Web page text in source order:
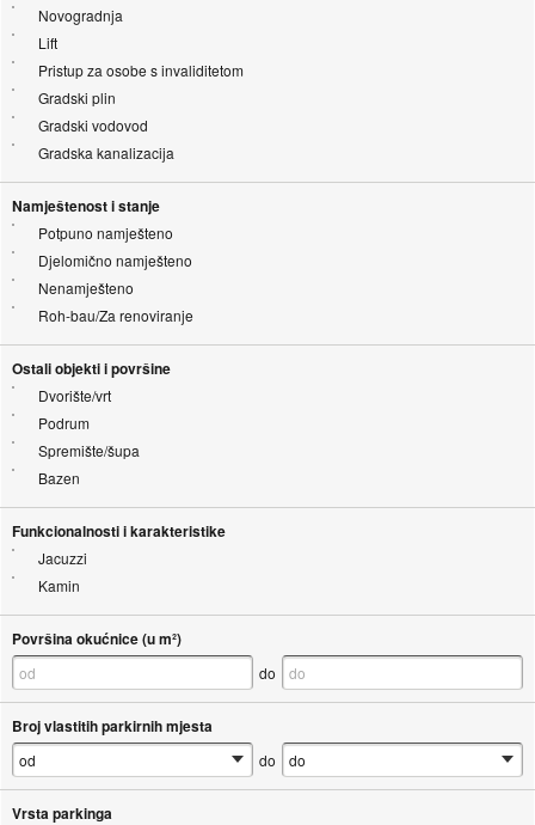
Novogradnja
Lift
Pristup za osobe s invaliditetom
Gradski plin
Gradski vodovod
Gradska kanalizacija
Namještenost i stanje
Potpuno namješteno
Djelomično namješteno
Nenamješteno
Roh-bau/Za renoviranje
Ostali objekti i površine
Dvorište/vrt
Podrum
Spremište/šupa
Bazen
Funkcionalnosti i karakteristike
Jacuzzi
Kamin
Površina okućnice (u m²)
do
Broj vlastitih parkirnih mjesta
do
Vrsta parkinga